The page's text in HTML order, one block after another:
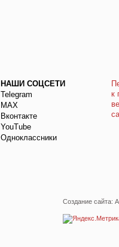
НАШИ СОЦСЕТИ
Telegram
МАХ
Вконтакте
YouTube
Одноклассники
к
Создание сайта: